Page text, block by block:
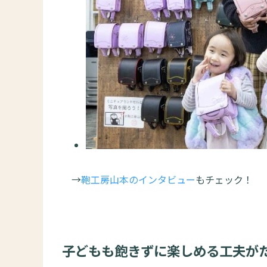
→鞄工房山本のインタビューもチェック！
子どもも飽きずに楽しめる工夫が